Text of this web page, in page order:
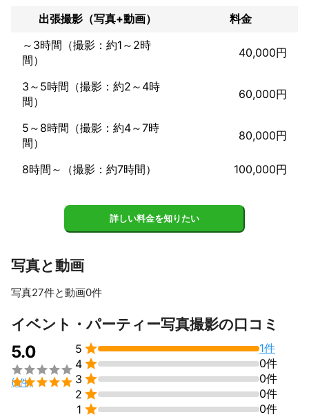
ある劇場、某大学、メジャーアーティストなど多岐に渡り、
ウェディング、プロフィール、ライブ写真を撮っており、その人
らしさをだす人物撮影が得意です。物撮り、料理写真、店舗写
企業のPVなどの映像、ドローンによる空撮など、ディレクション
から映像ももち選択いただいたご希望内容に基づいて算出した金
額装やアルバム、チラシやカタログ、パンフレットのデザイン込
みオールインワンで承ります。
アピールポイント
また子供写真館で働いてた事もありますので、子供が好き、笑顔
引き出す事も得意です。
また狭いですが、
千葉県市川市にスタジオあります。
で、別の部分でも協力できればと思っております。
出張撮影（写真+動画）
料金
～3時間（撮影：約1～2時
間）
40,000円
3～5時間（撮影：約2～4時
間）
60,000円
5～8時間（撮影：約4～7時
間）
80,000円
8時間～（撮影：約7時間） 100,000円
詳しい料金を知りたい
写真と動画
写真27件と動画0件
すべて見る
イベント・パーティー写真撮影の口コミ
5.0


(1件)
5 
1件
4 
0件
3 
0件
2 
0件
1  0件